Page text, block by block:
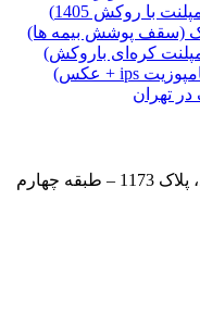
با روکش 1405)
(سقف پوشش بیمه ها)
چهارم